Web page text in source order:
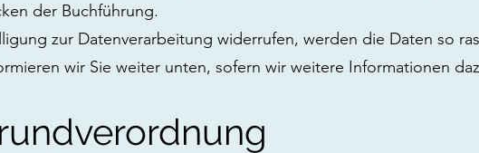
der Buchführung.
zur Datenverarbeitung widerrufen, werden die Daten so
wir Sie weiter unten, sofern wir weitere Informationen